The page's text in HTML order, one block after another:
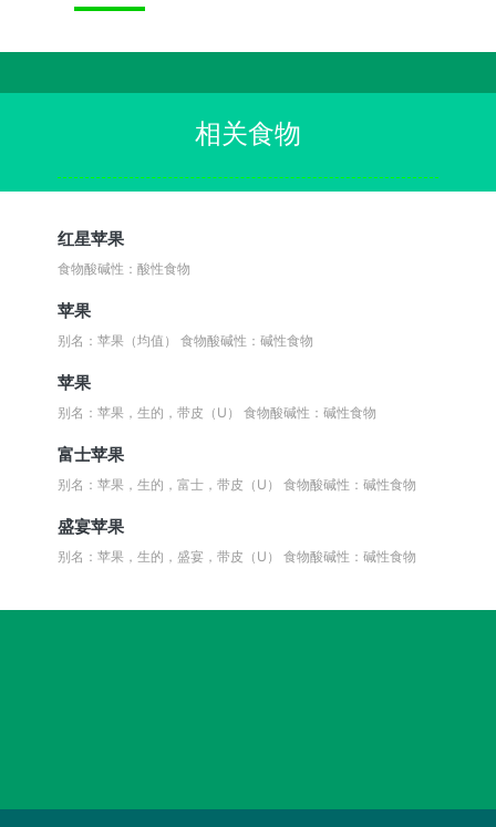
相关食物
红星苹果
食物酸碱性：酸性食物
苹果
别名：苹果（均值）食物酸碱性：碱性食物
苹果
别名：苹果，生的，带皮（U）食物酸碱性：碱性食物
富士苹果
别名：苹果，生的，富士，带皮（U）食物酸碱性：碱性食物
盛宴苹果
别名：苹果，生的，盛宴，带皮（U）食物酸碱性：碱性食物